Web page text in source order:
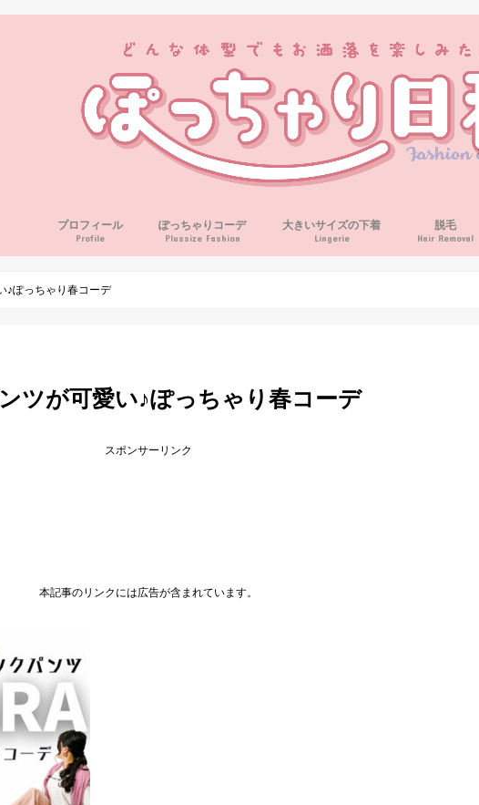
プロフィール
Profile
ぽっちゃりコーデ
Plussize Fashion
大きいサイズの下着
Lingerie
脱毛
Hair Removal
♪ぽっちゃり春コーデ
ツが可愛い♪ぽっちゃり春コーデ
スポンサーリンク
本記事のリンクには広告が含まれています。